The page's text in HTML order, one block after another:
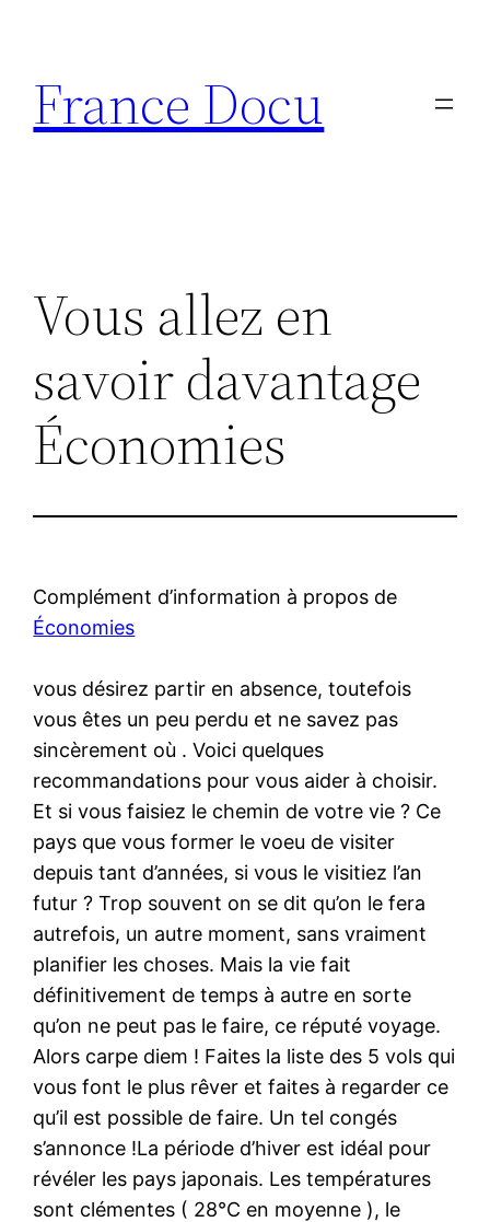
contenu
France Docu
Vous allez en
savoir davantage
Économies
Complément d’information à propos de
Économies
vous désirez partir en absence, toutefois
vous êtes un peu perdu et ne savez pas
sincèrement où . Voici quelques
recommandations pour vous aider à choisir.
Et si vous faisiez le chemin de votre vie ? Ce
pays que vous former le voeu de visiter
depuis tant d’années, si vous le visitiez l’an
futur ? Trop souvent on se dit qu’on le fera
autrefois, un autre moment, sans vraiment
planifier les choses. Mais la vie fait
définitivement de temps à autre en sorte
qu’on ne peut pas le faire, ce réputé voyage.
Alors carpe diem ! Faites la liste des 5 vols qui
vous font le plus rêver et faites à regarder ce
qu’il est possible de faire. Un tel congés
s’annonce !La période d’hiver est idéal pour
révéler les pays japonais. Les températures
sont clémentes ( 28°C en moyenne ), le